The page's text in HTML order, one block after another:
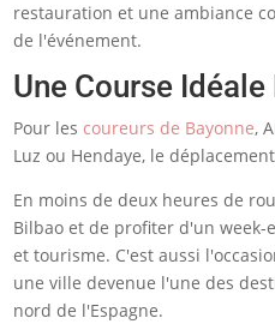
restauration et une ambiance
de l'événement.
Une Course
Pour les coureurs de Bayonne,
Luz ou Hendaye, le
En moins de deux heures de
Bilbao et de profiter d'un
et tourisme. C'est aussi
une ville devenue l'une des
nord de l'Espagne.